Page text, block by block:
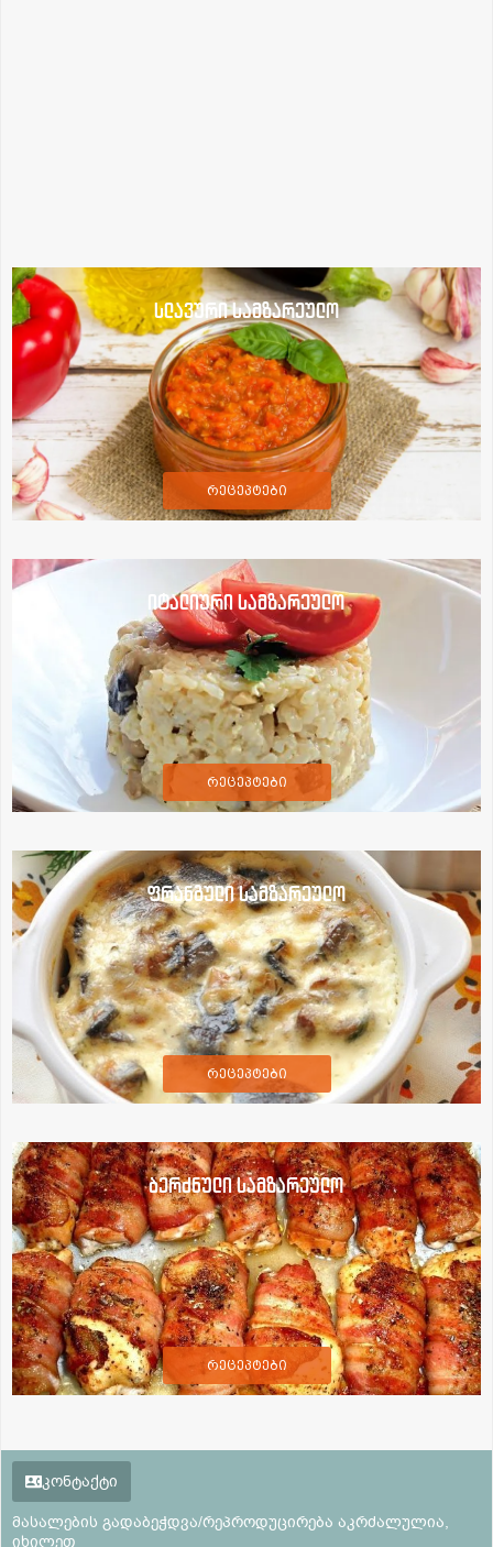
სლავური სამზარეულო
რეცეპტები
იტალიური სამზარეულო
რეცეპტები
ფრანგული სამზარეულო
რეცეპტები
ბერძნული სამზარეულო
რეცეპტები
კონტაქტი
მასალების გადაბეჭდვა/რეპროდუცირება აკრძალულია,
იხილეთ